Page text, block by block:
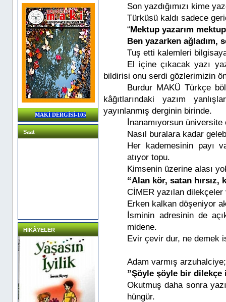
MAKİ DERGİSİ-105
Saat
HİKÂYELER
Son yazdığımızı kime
Türküsü kaldı sadece
“Mektup yazarım
Ben yazarken ağladım,
Tuş etti kalemleri
El içine çıkacak yazı
bildirisi onu serdi gözlerimizin
Burdur MAKÜ Türkçe
kâğıtlarındaki yazım
yayınlanmış derginin birinde.
İnanamıyorsun
Nasıl buralara kadar
Her kademesinin payı
atıyor topu.
Kimsenin üzerine alası
“Alan kör, satan hırsız,
CİMER yazılan
Erken kalkan döşeniyor
İsminin adresinin de
midene.
Evir çevir dur, ne demek
Adam varmış arzuhalciye;
”Şöyle şöyle bir dilekçe
Okutmuş daha sonra
hüngür.